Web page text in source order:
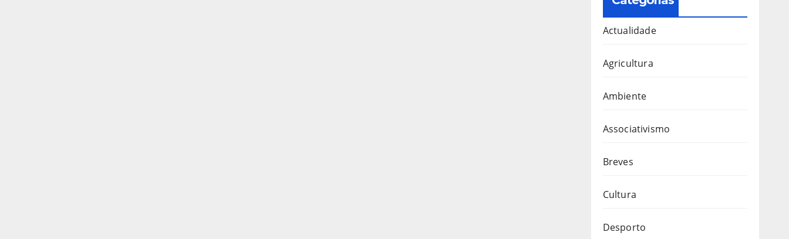
Actualidade
Agricultura
Ambiente
Associativismo
Breves
Cultura
Desporto